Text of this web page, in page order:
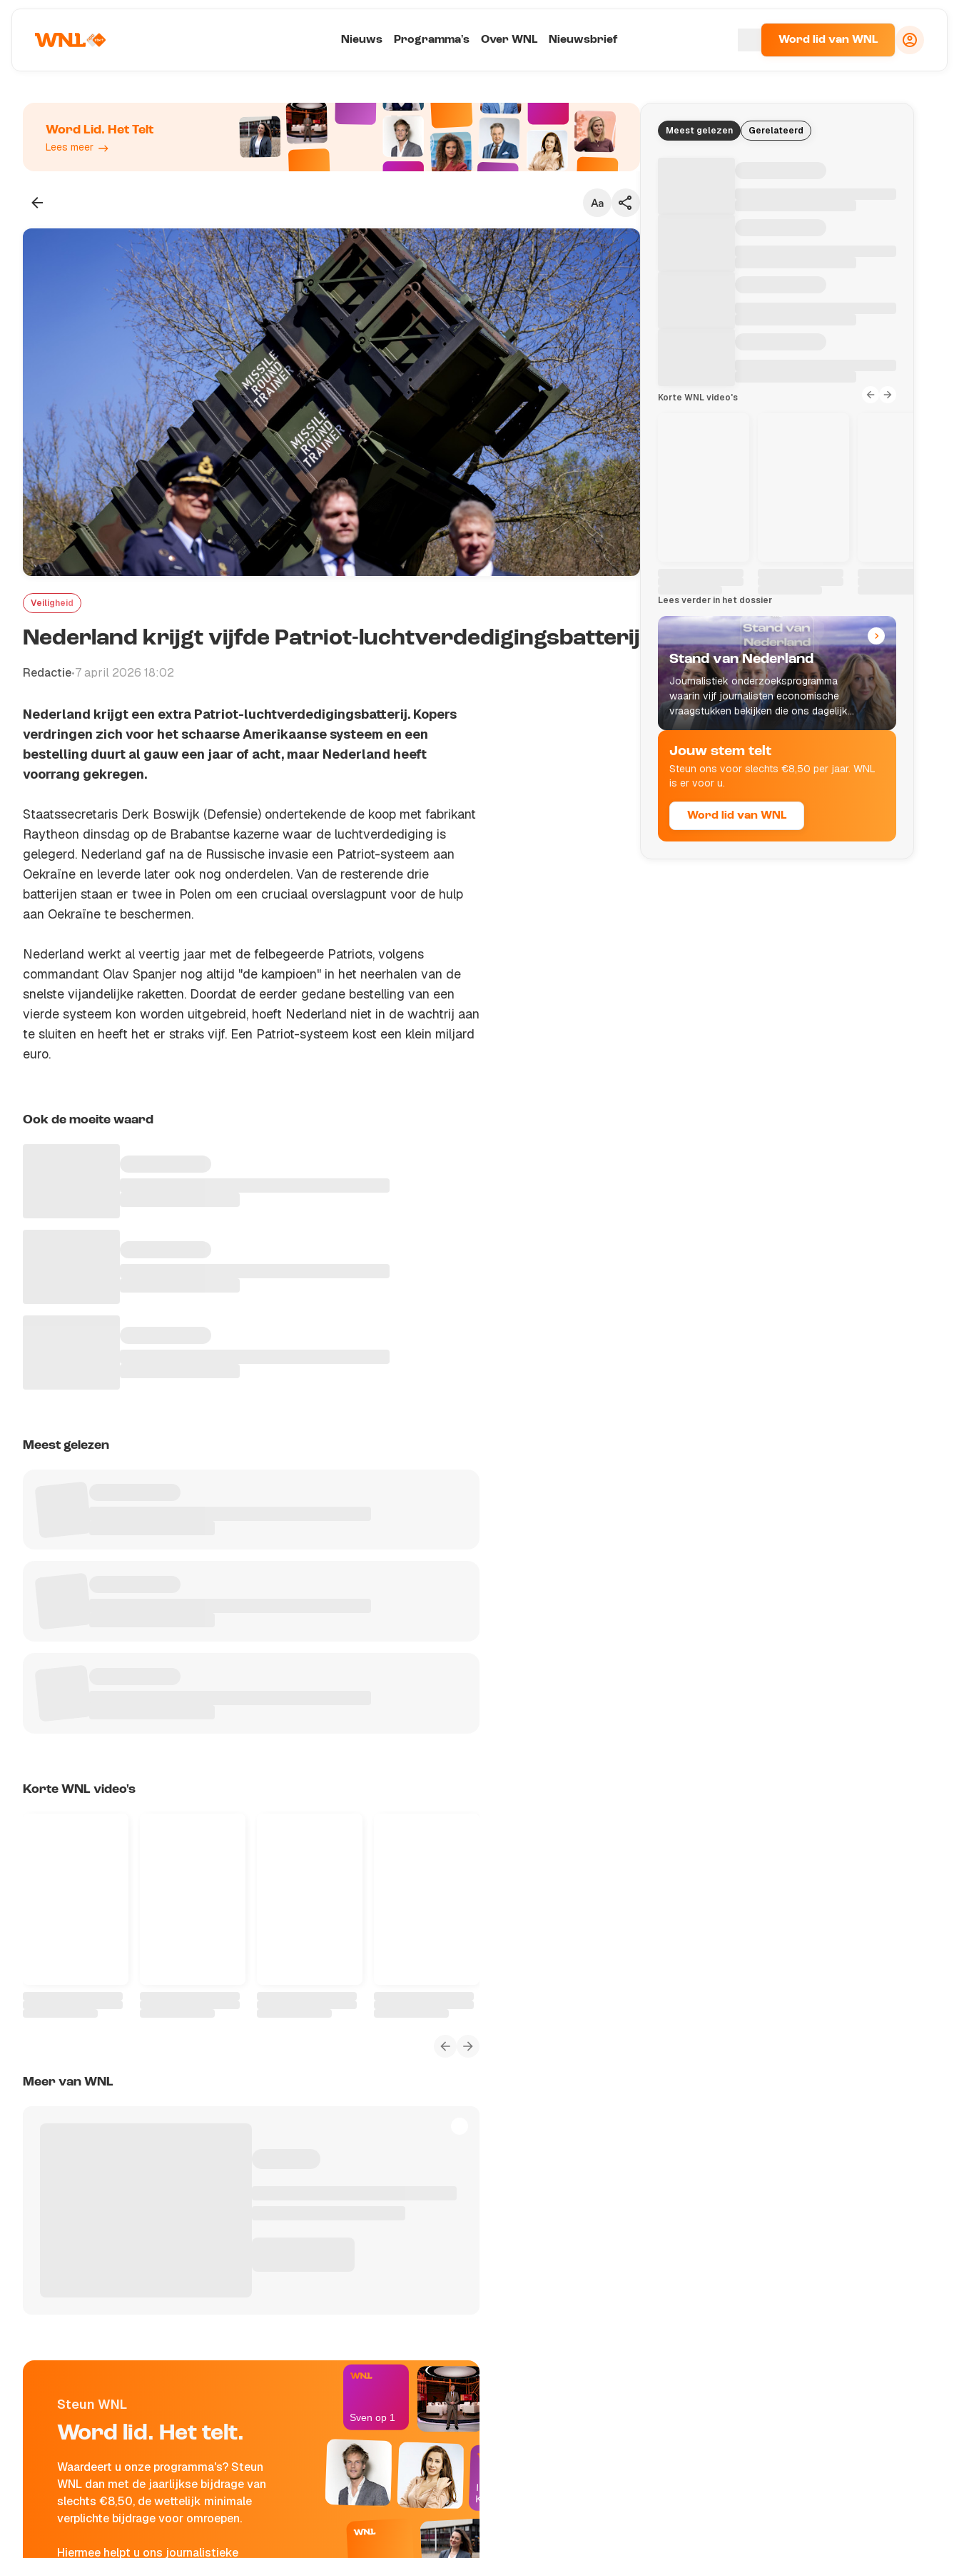
Nieuws Programma's Over WNL Nieuwsbrief Word lid van WNL
Word Lid. Het Telt
Lees meer
Klein
Standaard
Groot
Kopieer link
Veiligheid
Nederland krijgt vijfde Patriot-luchtverdedigingsbatterij
Redactie•7 april 2026 18:02
Nederland krijgt een extra Patriot-luchtverdedigingsbatterij. Kopers
verdringen zich voor het schaarse Amerikaanse systeem en een
bestelling duurt al gauw een jaar of acht, maar Nederland heeft
voorrang gekregen.
Staatssecretaris Derk Boswijk (Defensie) ondertekende de koop met fabrikant
Raytheon dinsdag op de Brabantse kazerne waar de luchtverdediging is
gelegerd. Nederland gaf na de Russische invasie een Patriot-systeem aan
Oekraïne en leverde later ook nog onderdelen. Van de resterende drie
batterijen staan er twee in Polen om een cruciaal overslagpunt voor de hulp
aan Oekraïne te beschermen.
Nederland werkt al veertig jaar met de felbegeerde Patriots, volgens
commandant Olav Spanjer nog altijd "de kampioen" in het neerhalen van de
snelste vijandelijke raketten. Doordat de eerder gedane bestelling van een
vierde systeem kon worden uitgebreid, hoeft Nederland niet in de wachtrij aan
te sluiten en heeft het er straks vijf. Een Patriot-systeem kost een klein miljard
euro.
Ook de moeite waard
Meest gelezen
Korte WNL video's
Meer van WNL
Steun WNL
Word lid. Het telt.
Waardeert u onze programma's? Steun
WNL dan met de jaarlijkse bijdrage van
slechts €8,50, de wettelijk minimale
verplichte bijdrage voor omroepen.
Hiermee helpt u ons journalistieke
In de
Kantine
Sven op 1
Meest gelezen Gerelateerd
Korte WNL video's
Lees verder in het dossier
Stand van Nederland
Journalistiek onderzoeksprogramma
waarin vijf journalisten economische
vraagstukken bekijken die ons dagelijks
leven raken.
Jouw stem telt
Steun ons voor slechts €8,50 per jaar. WNL
is er voor u.
Word lid van WNL